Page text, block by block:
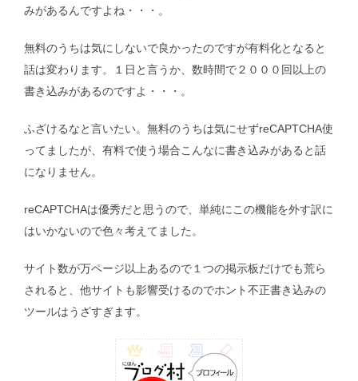
みがあるんですよね・・・。
無料のうちは気にしないで良かったのですが有料化となると
話は変わります。１日と言うか、数時間で２０００回以上の
書き込みがあるのですよ・・・。
ふざけるなと言いたい。無料のうちは気にせずreCAPTCHA使
ってましたが、有料で使う場合こんなに書き込みがあると話
になりません。
reCAPTCHAは優秀だと思うので、単純にこの機能を外す訳に
はいかないので色々考えてました。
サイト数が万ページ以上あるので１つの掲示板だけでも荒ら
されると、他サイトも影響受けるのでホント不正書き込みの
ツールはうざすぎます。